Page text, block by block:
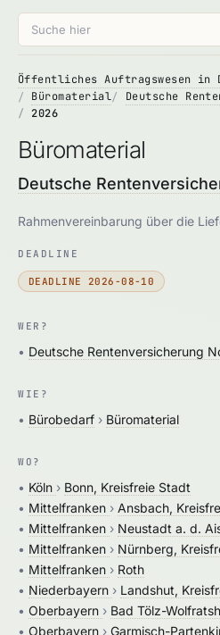
Öffentliches Auftragswesen in
Büromaterial
Deutsche
2026
Büromaterial
Deutsche
Rahmenvereinbarung über die
DEADLINE
DEADLINE 2026-08-10
WER?
• Deutsche Rentenversicherung
WIE?
• Bürobedarf › Büromaterial
WO?
• Köln › Bonn, Kreisfreie Stadt
• Mittelfranken › Ansbach,
• Mittelfranken › Neustadt a. d.
• Mittelfranken › Nürnberg,
• Mittelfranken › Roth
• Niederbayern › Landshut,
• Oberbayern › Bad Tölz-
• Oberbayern › Garmisch-